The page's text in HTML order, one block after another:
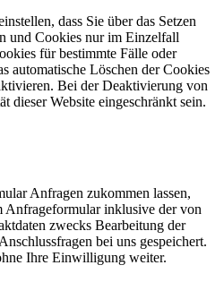
dass Sie über das Setzen
und Cookies nur im Einzelfall
für bestimmte Fälle oder
automatische Löschen der Cookies
Bei der Deaktivierung von
dieser Website eingeschränkt sein.
Anfragen zukommen lassen,
Anfrageformular inklusive der von
zwecks Bearbeitung der
bei uns gespeichert.
Ihre Einwilligung weiter.